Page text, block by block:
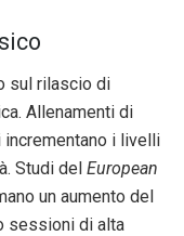
sul rilascio di
Allenamenti di
i livelli
Studi del European
un aumento del
sessioni di alta